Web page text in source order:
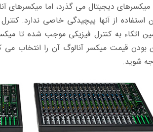
دیجیتال می گذرد، اما میکسرهای
از آنها پیچیدگی خاصی ندارد.
اتکاء به کنترل فیزیکی موجب شده تا
بودن قیمت میکسر آنالوگ آن را انتخاب
شوید.